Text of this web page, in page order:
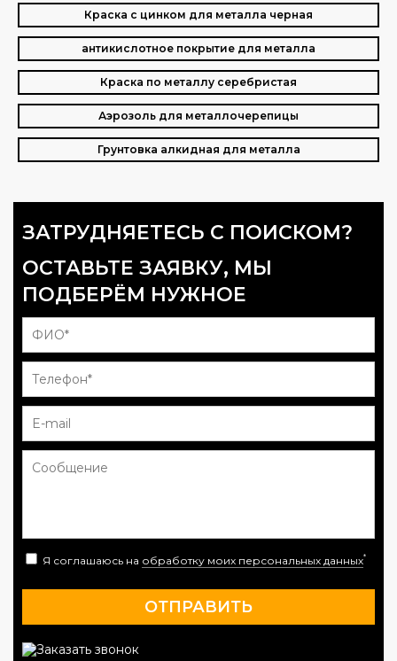
Краска с цинком для металла черная
антикислотное покрытие для металла
Краска по металлу серебристая
Аэрозоль для металлочерепицы
Грунтовка алкидная для металла
ЗАТРУДНЯЕТЕСЬ С ПОИСКОМ?
ОСТАВЬТЕ ЗАЯВКУ, МЫ
ПОДБЕРЁМ НУЖНОЕ
Я соглашаюсь на обработку моих персональных данных*